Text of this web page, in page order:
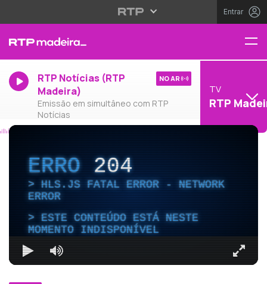
Entrar
RTP Notícias (RTP
Madeira)
Emissão em simultâneo com RTP
Notícias
NO AR
TV
RTP
ERRO204
HLS.JS FATAL ERROR - NETWORK
ERROR
ESTE CONTEÚDO ESTÁ NESTE
MOMENTO INDISPONÍVEL